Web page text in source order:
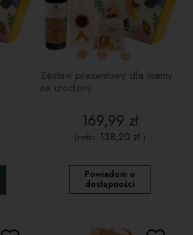
Zestaw prezentowy dla mamy
na urodziny
169,99 zł
(netto: 138,20 zł)
Powiadom o
dostępności